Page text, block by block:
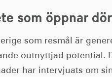
som öppnar
som resmål är
outnyttjad potential.
har intervjuats om